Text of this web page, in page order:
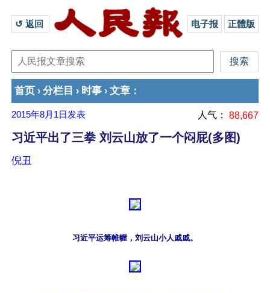
↺ 返回 电子报 正體版
首页 › 分栏目 › 时事 › 文章 ：
2015年8月1日 发表 人气： 88,667
习近平出了三拳 刘云山放了一个闷屁(多图)
倪丑
习近平运筹帷幄，刘云山小人戚戚。